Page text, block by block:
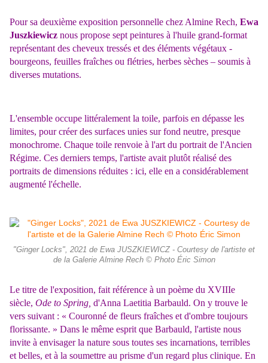
Pour sa deuxième exposition personnelle chez Almine Rech, Ewa
Juszkiewicz nous propose sept peintures à l'huile grand-format
représentant des cheveux tressés et des éléments végétaux -
bourgeons, feuilles fraîches ou flétries, herbes sèches – soumis à
diverses mutations.
L'ensemble occupe littéralement la toile, parfois en dépasse les
limites, pour créer des surfaces unies sur fond neutre, presque
monochrome. Chaque toile renvoie à l'art du portrait de l'Ancien
Régime. Ces derniers temps, l'artiste avait plutôt réalisé des
portraits de dimensions réduites : ici, elle en a considérablement
augmenté l'échelle.
"Ginger Locks", 2021 de Ewa JUSZKIEWICZ - Courtesy de l'artiste et
de la Galerie Almine Rech © Photo Éric Simon
Le titre de l'exposition, fait référence à un poème du XVIIIe
siècle, Ode to Spring, d'Anna Laetitia Barbauld. On y trouve le
vers suivant : « Couronné de fleurs fraîches et d'ombre toujours
florissante. » Dans le même esprit que Barbauld, l'artiste nous
invite à envisager la nature sous toutes ses incarnations, terribles
et belles, et à la soumettre au prisme d'un regard plus clinique. En